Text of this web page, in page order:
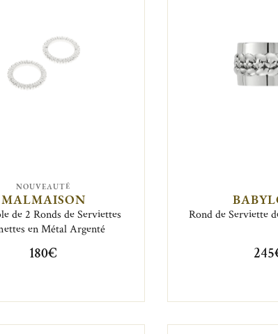
NOUVEAUTÉ
MALMAISON
de 2 Ronds de Serviettes
en Métal Argenté
180€
Rond de Serviette